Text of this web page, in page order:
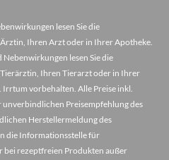
lesen Sie die
Ihren Arzt oder in Ihrer Apotheke.
lesen Sie die
Tierärztin, Ihren Tierarzt oder in Ihrer
vorbehalten. Alle Preise inkl.
unverbindlichen Preisempfehlung des
Herstellermeldung des
die Informationsstelle für
bei rezeptfreien Produkten außer